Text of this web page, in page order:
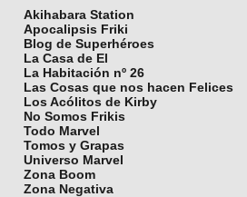
Akihabara Station
Apocalipsis Friki
Blog de Superhéroes
La Casa de El
La Habitación nº 26
Las Cosas que nos hacen Felices
Los Acólitos de Kirby
No Somos Frikis
Todo Marvel
Tomos y Grapas
Universo Marvel
Zona Boom
Zona Negativa